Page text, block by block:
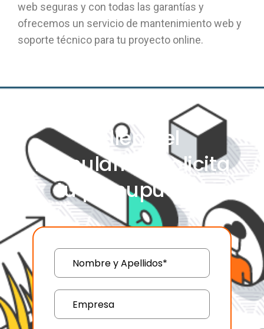
web seguras y con todas las garantías y
ofrecemos un servicio de mantenimiento web y
soporte técnico para tu proyecto online.
Rellena el
formulario y solicita
tu presupuesto